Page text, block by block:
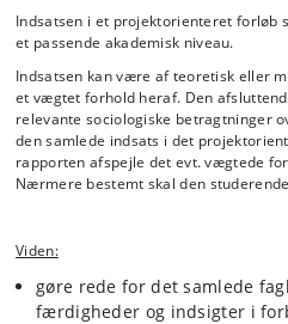
studerende skal selv lave en aftale
forløbet.
Et projektorienteret forløb skal
for projektkoordinerede forløb.
det projektorienterede forløb
og at det er indgået en aftale om
Indsatsen i et projektorienteret forløb
et passende akademisk niveau.
Indsatsen kan være af teoretisk eller
et vægtet forhold heraf. Den
relevante sociologiske betragtninger
den samlede indsats i det
rapporten afspejle det evt. vægtede
Nærmere bestemt skal den
Viden:
gøre rede for det samlede
færdigheder og indsigter i